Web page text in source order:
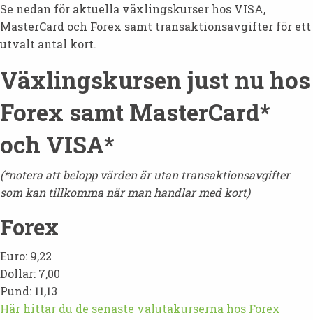
Se nedan för aktuella växlingskurser hos VISA,
MasterCard och Forex samt transaktionsavgifter för ett
utvalt antal kort.
Växlingskursen just nu hos
Forex samt MasterCard*
och VISA*
(*notera att belopp värden är utan transaktionsavgifter
som kan tillkomma när man handlar med kort)
Forex
Euro: 9,22
Dollar: 7,00
Pund: 11,13
Här hittar du de senaste valutakurserna hos Forex